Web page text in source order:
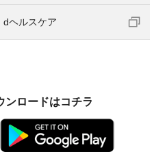
dヘルスケア
ンロードはコチラ